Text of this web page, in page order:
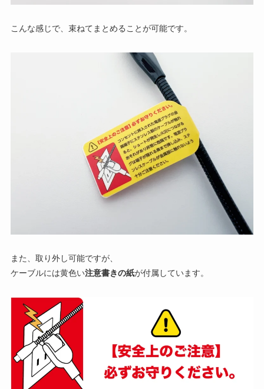
こんな感じで、束ねてまとめることが可能です。
また、取り外し可能ですが、
ケーブルには黄色い注意書きの紙が付属しています。